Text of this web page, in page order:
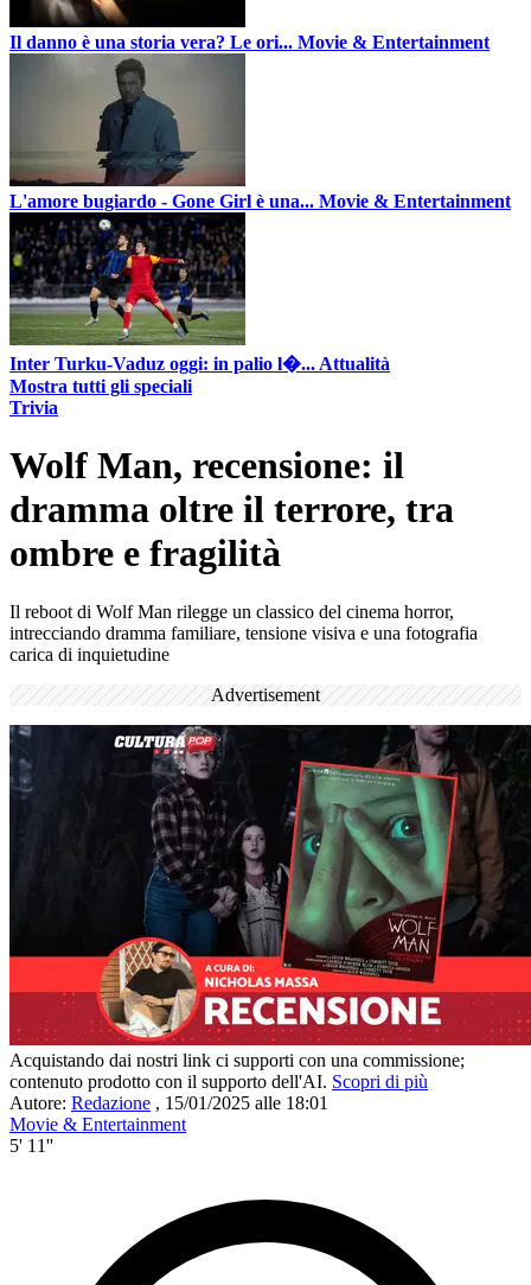
Il danno è una storia vera? Le ori... Movie & Entertainment
L'amore bugiardo - Gone Girl è una... Movie & Entertainment
Inter Turku-Vaduz oggi: in palio l�... Attualità
Mostra tutti gli speciali
Trivia
Wolf Man, recensione: il
dramma oltre il terrore, tra
ombre e fragilità
Il reboot di Wolf Man rilegge un classico del cinema horror,
intrecciando dramma familiare, tensione visiva e una fotografia
carica di inquietudine
Advertisement
Acquistando dai nostri link ci supporti con una commissione;
contenuto prodotto con il supporto dell'AI. Scopri di più
Autore: Redazione , 15/01/2025 alle 18:01
Movie & Entertainment
5' 11''